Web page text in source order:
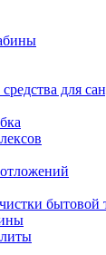
для
бытовой